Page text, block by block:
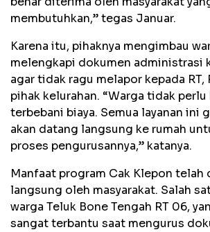
membutuhkan,” tegas Januar.
Karena itu, pihaknya mengimbau
melengkapi dokumen administrasi
agar tidak ragu melapor kepada RT,
pihak kelurahan. “Warga tidak
terbebani biaya. Semua layanan ini
akan datang langsung ke rumah
proses pengurusannya,” katanya.
Manfaat program Cak Klepon telah
langsung oleh masyarakat. Salah
warga Teluk Bone Tengah RT 06,
sangat terbantu saat mengurus